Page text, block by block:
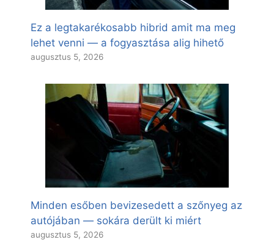
Ez a legtakarékosabb hibrid amit ma meg
lehet venni — a fogyasztása alig hihető
augusztus 5, 2026
Minden esőben bevizesedett a szőnyeg az
autójában — sokára derült ki miért
augusztus 5, 2026